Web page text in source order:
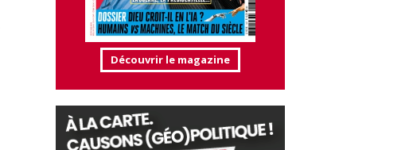
Découvrir le magazine